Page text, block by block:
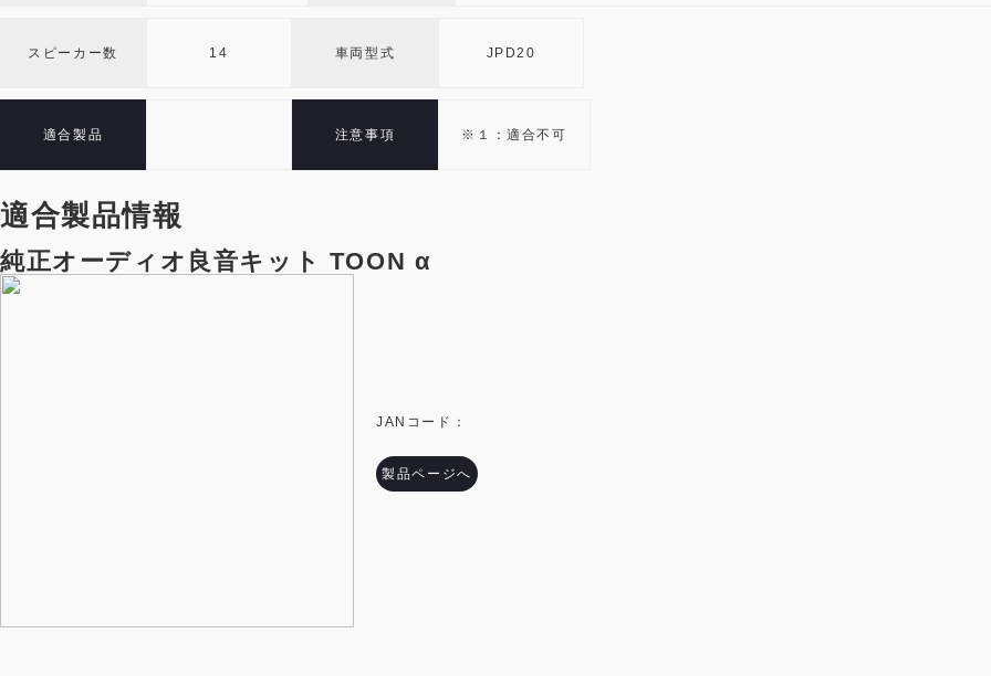
スピーカー数 14 車両型式 JPD20
適合製品 注意事項 ※１：適合不可
適合製品情報
純正オーディオ良音キット TOON α
JANコード：
製品ページへ